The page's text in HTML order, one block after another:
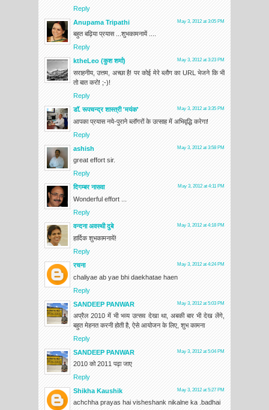
Reply
Anupama Tripathi
May 3, 2012 at 3:05 PM
बहुत बढ़िया प्रयास ...शुभकामनायें ....
Reply
ktheLeo (कुश शर्मा)
May 3, 2012 at 3:23 PM
सराहनीय, उत्तम, अच्छा है! पर कोई मेरे ब्लौग का URL भेजने कि भी
तो बात करो! ;-)!
Reply
डॉ. रूपचन्द्र शास्त्री 'मयंक'
May 3, 2012 at 3:35 PM
आपका प्रयास नये-पुराने ब्लॉगरों के उत्साह में अभिवृद्धि करेगा!
Reply
ashish
May 3, 2012 at 3:58 PM
great effort sir.
Reply
दिगम्बर नासवा
May 3, 2012 at 4:11 PM
Wonderful effort ...
Reply
वन्दना अवस्थी दुबे
May 3, 2012 at 4:18 PM
हार्दिक शुभकामनायें!
Reply
रचना
May 3, 2012 at 4:24 PM
chaliyae ab yae bhi daekhatae haen
Reply
SANDEEP PANWAR
May 3, 2012 at 5:03 PM
अप्रैल 2010 में भी भव्य उत्सव देखा था, अबकी बार भी देख लेंगे,
बहुत मेहनत करनी होती है, ऐसे आयोजन के लिए, शुभ कामना
Reply
SANDEEP PANWAR
May 3, 2012 at 5:04 PM
2010 को 2011 पढ़ा जाए
Reply
Shikha Kaushik
May 3, 2012 at 5:27 PM
achchha prayas hai visheshank nikalne ka .badhai